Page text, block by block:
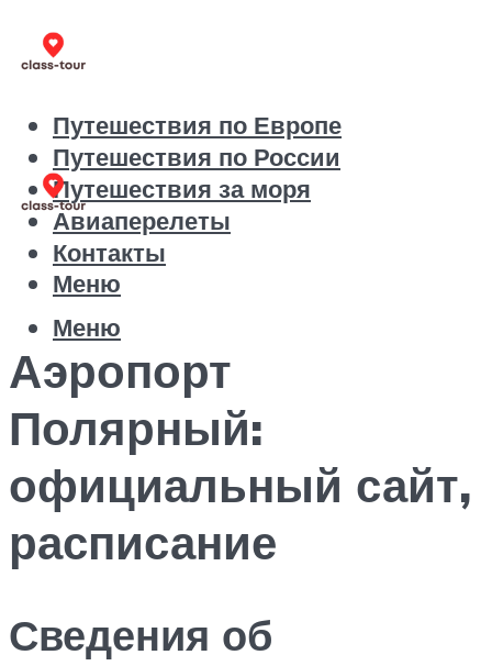
Путешествия по Европе
Путешествия по России
Путешествия за моря
Авиаперелеты
Контакты
Меню
Меню
Аэропорт
Полярный:
официальный сайт,
расписание
Сведения об